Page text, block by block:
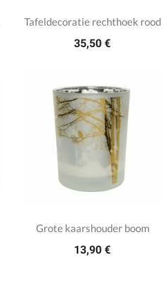
Tafeldecoratie rechthoek rood
35,50 €
Grote kaarshouder boom
13,90 €